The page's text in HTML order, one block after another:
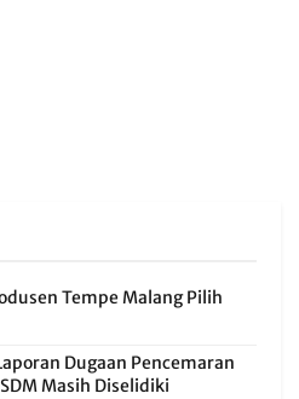
Tempe Malang Pilih
Dugaan Pencemaran
Masih Diselidiki